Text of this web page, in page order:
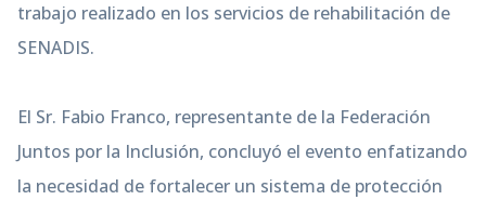
trabajo realizado en los servicios de rehabilitación de
SENADIS.
El Sr. Fabio Franco, representante de la Federación
Juntos por la Inclusión, concluyó el evento enfatizando
la necesidad de fortalecer un sistema de protección